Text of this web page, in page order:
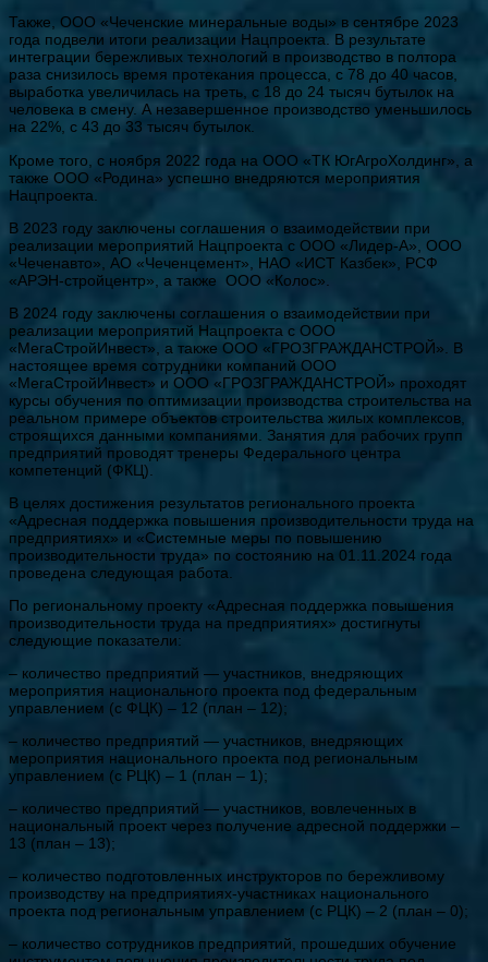
Также, ООО «Чеченские минеральные воды» в сентябре 2023
года подвели итоги реализации Нацпроекта. В результате
интеграции бережливых технологий в производство в полтора
раза снизилось время протекания процесса, с 78 до 40 часов,
выработка увеличилась на треть, с 18 до 24 тысяч бутылок на
человека в смену. А незавершенное производство уменьшилось
на 22%, с 43 до 33 тысяч бутылок.
Кроме того, с ноября 2022 года на ООО «ТК ЮгАгроХолдинг», а
также ООО «Родина» успешно внедряются мероприятия
Нацпроекта.
В 2023 году заключены соглашения о взаимодействии при
реализации мероприятий Нацпроекта с ООО «Лидер-А», ООО
«Чеченавто», АО «Чеченцемент», НАО «ИСТ Казбек», РСФ
«АРЭН-стройцентр», а также ООО «Колос».
В 2024 году заключены соглашения о взаимодействии при
реализации мероприятий Нацпроекта с ООО
«МегаСтройИнвест», а также ООО «ГРОЗГРАЖДАНСТРОЙ». В
настоящее время сотрудники компаний ООО
«МегаСтройИнвест» и ООО «ГРОЗГРАЖДАНСТРОЙ» проходят
курсы обучения по оптимизации производства строительства на
реальном примере объектов строительства жилых комплексов,
строящихся данными компаниями. Занятия для рабочих групп
предприятий проводят тренеры Федерального центра
компетенций (ФКЦ).
В целях достижения результатов регионального проекта
«Адресная поддержка повышения производительности труда на
предприятиях» и «Системные меры по повышению
производительности труда» по состоянию на 01.11.2024 года
проведена следующая работа.
По региональному проекту «Адресная поддержка повышения
производительности труда на предприятиях» достигнуты
следующие показатели:
– количество предприятий — участников, внедряющих
мероприятия национального проекта под федеральным
управлением (с ФЦК) – 12 (план – 12);
– количество предприятий — участников, внедряющих
мероприятия национального проекта под региональным
управлением (с РЦК) – 1 (план – 1);
– количество предприятий — участников, вовлеченных в
национальный проект через получение адресной поддержки –
13 (план – 13);
– количество подготовленных инструкторов по бережливому
производству на предприятиях-участниках национального
проекта под региональным управлением (с РЦК) – 2 (план – 0);
– количество сотрудников предприятий, прошедших обучение